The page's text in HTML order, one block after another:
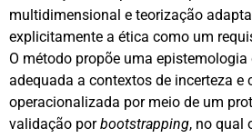
multidimensional e teorização
explicitamente a ética como um
O método propõe uma
adequada a contextos de incerteza e
operacionalizada por meio de um
validação porbootstrapping, no qual